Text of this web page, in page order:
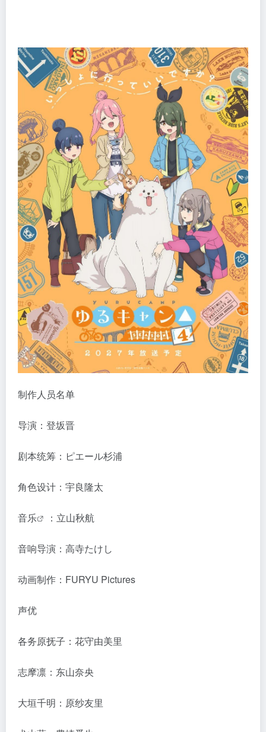
制作人员名单
导演：登坂晋
剧本统筹：ピエール杉浦
角色设计：宇良隆太
音乐 ：立山秋航
音响导演：高寺たけし
动画制作：FURYU Pictures
声优
各务原抚子：花守由美里
志摩凛：东山奈央
大垣千明：原纱友里